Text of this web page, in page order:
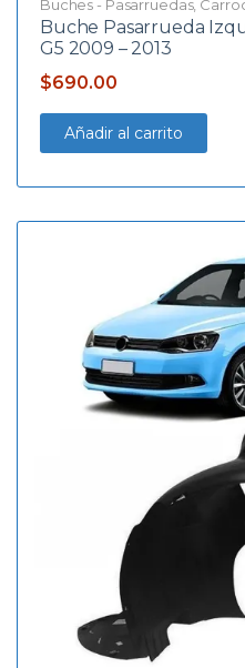
Buches - Pasarruedas,
Buche Pasarrueda
G5 2009 – 2013
$690.00
Añadir al carrito